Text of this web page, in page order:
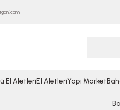
El AletleriEl AletleriYapı Market